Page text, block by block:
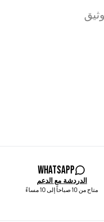
WhatsApp
الدردشة مع الدعم
متاح من 10 صباحاً إلى 10 مساءً